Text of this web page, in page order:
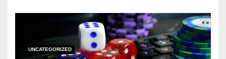
UNCATEGORIZED